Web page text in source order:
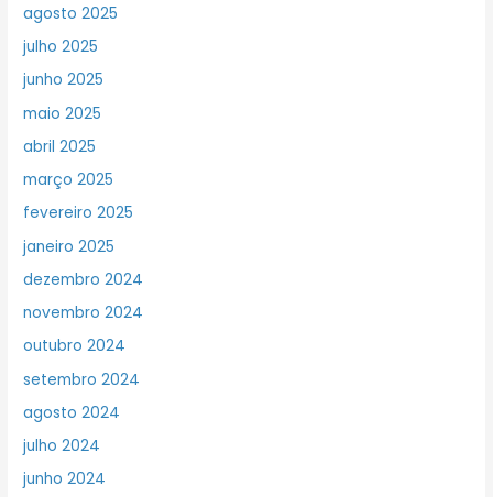
agosto 2025
julho 2025
junho 2025
maio 2025
abril 2025
março 2025
fevereiro 2025
janeiro 2025
dezembro 2024
novembro 2024
outubro 2024
setembro 2024
agosto 2024
julho 2024
junho 2024